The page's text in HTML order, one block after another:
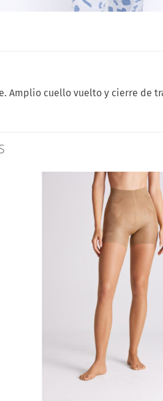
Amplio cuello vuelto y cierre de